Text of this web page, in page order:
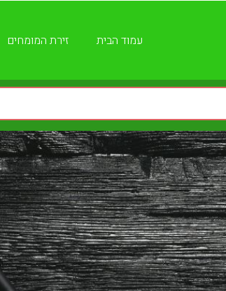
עמוד הבית זירת המומחים